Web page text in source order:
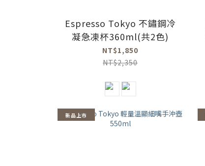
Espresso Tokyo 不鏽鋼冷
凝急凍杯360ml(共2色)
NT$1,850
NT$2,350
新品上市